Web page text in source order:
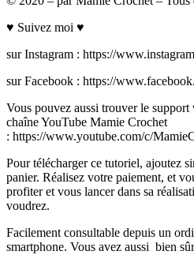
♥ Suivez moi ♥
sur Instagram : https://
sur Facebook : https://
Vous pouvez aussi trouver le
chaîne YouTube Mamie Crochet
: https://www.youtube.com/c/
Pour télécharger ce tutoriel, ajoutez
panier. Réalisez votre paiement, et
profiter et vous lancer dans sa
voudrez.
Facilement consultable depuis un
smartphone. Vous avez aussi bien